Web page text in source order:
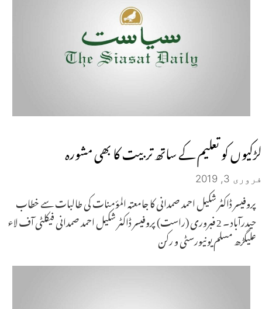
لڑکیوں کو تعلیم کے ساتھ تربیت کا بھی مشورہ
فروری 3, 2019
پروفیسر ڈاکٹر شکیل احمد صمدانی کا جامعتہ المؤمنات کی طالبات سے خطاب
حیدرآباد ۔ 2 فبروری (راست) پروفیسر ڈاکٹر شکیل احمد صمدانی فیکلٹی آف لاء
علیگڑھ مسلم یونیورسٹی و رکن